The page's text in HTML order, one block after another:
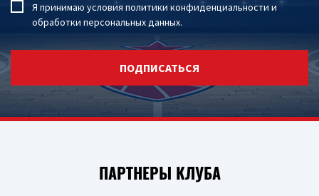
Я принимаю условия политики конфиденциальности и
обработки персональных данных.
ПОДПИСАТЬСЯ
ПАРТНЕРЫ КЛУБА